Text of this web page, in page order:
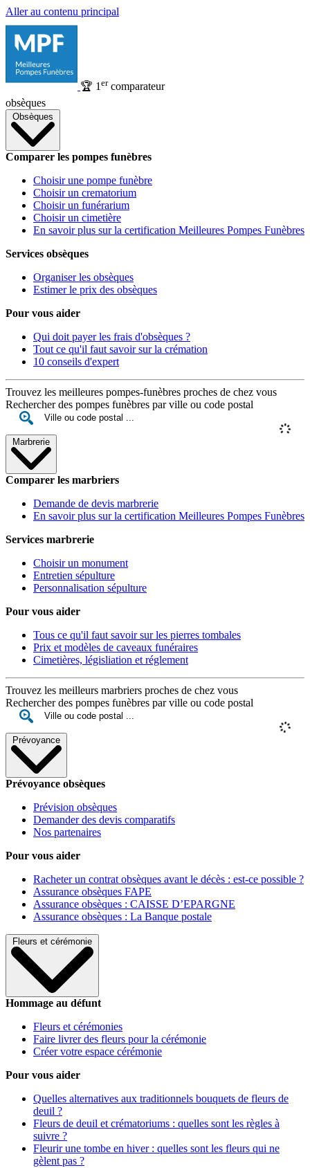
Aller au contenu principal
🏆 1 ercomparateur
obsèques
Obsèques
Comparer les pompes funèbres
Choisir une pompe funèbre
Choisir un crematorium
Choisir un funérarium
Choisir un cimetière
En savoir plus sur la certification Meilleures Pompes Funèbres
Services obsèques
Organiser les obsèques
Estimer le prix des obsèques
Pour vous aider
Qui doit payer les frais d'obsèques ?
Tout ce qu'il faut savoir sur la crémation
10 conseils d'expert
Trouvez les meilleures pompes-funèbres proches de chez vous
Rechercher des pompes funèbres par ville ou code postal
Marbrerie
Comparer les marbriers
Demande de devis marbrerie
En savoir plus sur la certification Meilleures Pompes Funèbres
Services marbrerie
Choisir un monument
Entretien sépulture
Personnalisation sépulture
Pour vous aider
Tous ce qu'il faut savoir sur les pierres tombales
Prix et modèles de caveaux funéraires
Cimetières, législiation et réglement
Trouvez les meilleurs marbriers proches de chez vous
Rechercher des pompes funèbres par ville ou code postal
Prévoyance
Prévoyance obsèques
Prévision obsèques
Demander des devis comparatifs
Nos partenaires
Pour vous aider
Racheter un contrat obsèques avant le décès : est-ce possible ?
Assurance obsèques FAPE
Assurance obsèques : CAISSE D’EPARGNE
Assurance obsèques : La Banque postale
Fleurs et cérémonie
Hommage au défunt
Fleurs et cérémonies
Faire livrer des fleurs pour la cérémonie
Créer votre espace cérémonie
Pour vous aider
Quelles alternatives aux traditionnels bouquets de fleurs de
deuil ?
Fleurs de deuil et crématoriums : quelles sont les règles à
suivre ?
Fleurir une tombe en hiver : quelles sont les fleurs qui ne
gèlent pas ?